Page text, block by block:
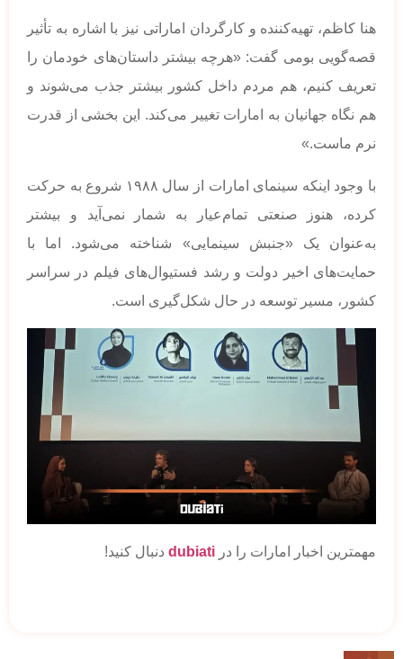
هنا کاظم، تهیه‌کننده و کارگردان اماراتی نیز با اشاره به تأثیر
قصه‌گویی بومی گفت: «هرچه بیشتر داستان‌های خودمان را
تعریف کنیم، هم مردم داخل کشور بیشتر جذب می‌شوند و
هم نگاه جهانیان به امارات تغییر می‌کند. این بخشی از قدرت
نرم ماست.»
با وجود اینکه سینمای امارات از سال ۱۹۸۸ شروع به حرکت
کرده، هنوز صنعتی تمام‌عیار به شمار نمی‌آید و بیشتر
به‌عنوان یک «جنبش سینمایی» شناخته می‌شود. اما با
حمایت‌های اخیر دولت و رشد فستیوال‌های فیلم در سراسر
کشور، مسیر توسعه در حال شکل‌گیری است.
مهمترین اخبار امارات را در dubiati دنبال کنید!